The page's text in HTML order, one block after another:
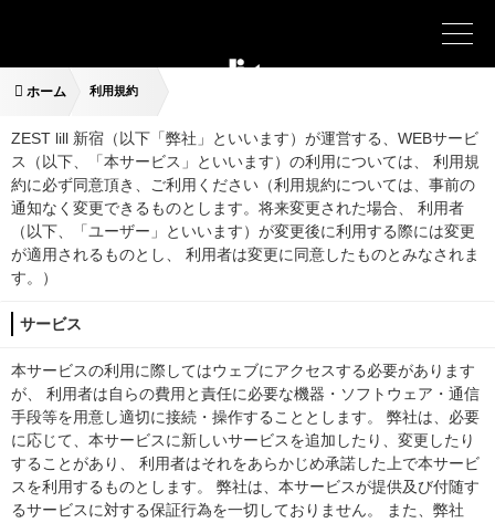
ホーム 利用規約
ZEST lill 新宿（以下「弊社」といいます）が運営する、WEBサービ
ス（以下、「本サービス」といいます）の利用については、 利用規
約に必ず同意頂き、ご利用ください（利用規約については、事前の
通知なく変更できるものとします。将来変更された場合、 利用者
（以下、「ユーザー」といいます）が変更後に利用する際には変更
が適用されるものとし、 利用者は変更に同意したものとみなされま
す。）
サービス
本サービスの利用に際してはウェブにアクセスする必要があります
が、 利用者は自らの費用と責任に必要な機器・ソフトウェア・通信
手段等を用意し適切に接続・操作することとします。 弊社は、必要
に応じて、本サービスに新しいサービスを追加したり、変更したり
することがあり、 利用者はそれをあらかじめ承諾した上で本サービ
スを利用するものとします。 弊社は、本サービスが提供及び付随す
るサービスに対する保証行為を一切しておりません。 また、弊社